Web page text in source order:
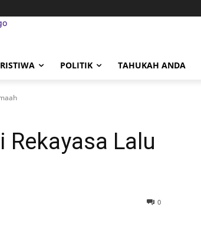
POLITIK TAHUKAH ANDA
Rekayasa Lalu
0